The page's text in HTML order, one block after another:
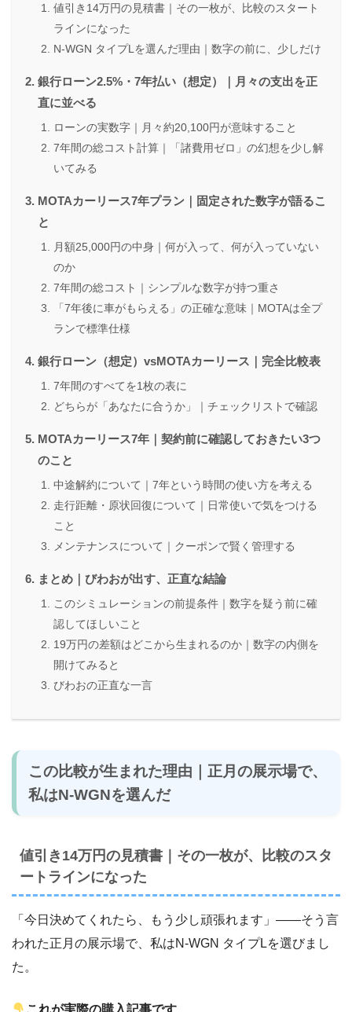
値引き14万円の見積書｜その一枚が、比較のスタート
ラインになった
N-WGN タイプLを選んだ理由｜数字の前に、少しだけ
銀行ローン2.5%・7年払い（想定）｜月々の支出を正
直に並べる
ローンの実数字｜月々約20,100円が意味すること
7年間の総コスト計算｜「諸費用ゼロ」の幻想を少し解
いてみる
MOTAカーリース7年プラン｜固定された数字が語るこ
と
月額25,000円の中身｜何が入って、何が入っていない
のか
7年間の総コスト｜シンプルな数字が持つ重さ
「7年後に車がもらえる」の正確な意味｜MOTAは全プ
ランで標準仕様
銀行ローン（想定）vsMOTAカーリース｜完全比較表
7年間のすべてを1枚の表に
どちらが「あなたに合うか」｜チェックリストで確認
MOTAカーリース7年｜契約前に確認しておきたい3つ
のこと
中途解約について｜7年という時間の使い方を考える
走行距離・原状回復について｜日常使いで気をつける
こと
メンテナンスについて｜クーポンで賢く管理する
まとめ｜びわおが出す、正直な結論
このシミュレーションの前提条件｜数字を疑う前に確
認してほしいこと
19万円の差額はどこから生まれるのか｜数字の内側を
開けてみると
びわおの正直な一言
この比較が生まれた理由｜正月の展示場で、
私はN-WGNを選んだ
値引き14万円の見積書｜その一枚が、比較のスタ
ートラインになった
「今日決めてくれたら、もう少し頑張れます」――そう言
われた正月の展示場で、私はN-WGN タイプLを選びまし
た。
これが実際の購入記事です